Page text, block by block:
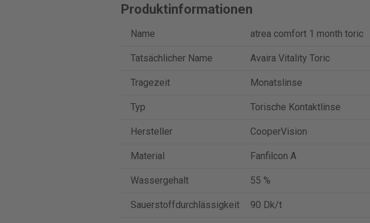
Produktinformationen
Name atrea comfort 1 month toric
Tatsächlicher Name Avaira Vitality Toric
Tragezeit Monatslinse
Typ Torische Kontaktlinse
Hersteller CooperVision
Material Fanfilcon A
Wassergehalt 55 %
Sauerstoffdurchlässigkeit 90 Dk/t